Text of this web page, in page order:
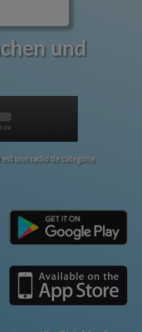
und
une radio de catégorie